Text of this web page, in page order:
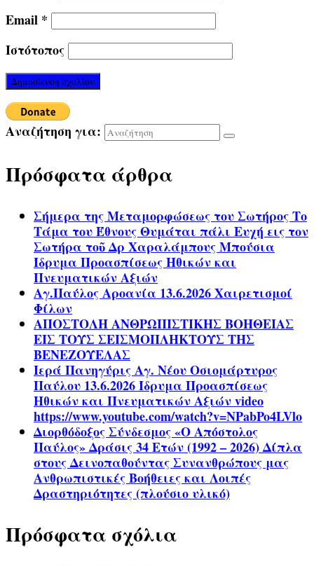
Email *
Ιστότοπος
Αναζήτηση για:
Πρόσφατα άρθρα
Σήμερα της Μεταμορφώσεως του Σωτήρος Το
Τάμα του Έθνους Θυμάται πάλι Ευχή εις τον
Σωτήρα τοῦ Δρ Χαραλάμπους Μπούσια
Ίδρυμα Προασπίσεως Ηθικών και
Πνευματικών Αξιών
Αγ.Παύλος Αροανία 13.6.2026 Χαιρετισμοί
Φίλων
ΑΠΟΣΤΟΛΗ ΑΝΘΡΩΠΙΣΤΙΚΗΣ ΒΟΗΘΕΙΑΣ
ΕΙΣ ΤΟΥΣ ΣΕΙΣΜΟΠΛΗΚΤΟΥΣ ΤΗΣ
ΒΕΝΕΖΟΥΕΛΑΣ
Ιερά Πανηγύρις Αγ. Νέου Οσιομάρτυρος
Παύλου 13.6.2026 Ίδρυμα Προασπίσεως
Ηθικών και Πνευματικών Αξιών video
https://www.youtube.com/watch?v=NPabPo4LVlo
Διορθόδοξος Σύνδεσμος «Ο Απόστολος
Παύλος» Δράσις 34 Ετών (1992 – 2026) Δίπλα
στους Δεινοπαθούντας Συνανθρώπους μας
Ανθρωπιστικές Βοήθειες και Λοιπές
Δραστηριότητες (πλούσιο υλικό)
Πρόσφατα σχόλια